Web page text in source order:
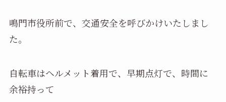
鳴門市役所前で、交通安全を呼びかけいたしまし
た。
自転車はヘルメット着用で、早期点灯で、時間に
余裕持って